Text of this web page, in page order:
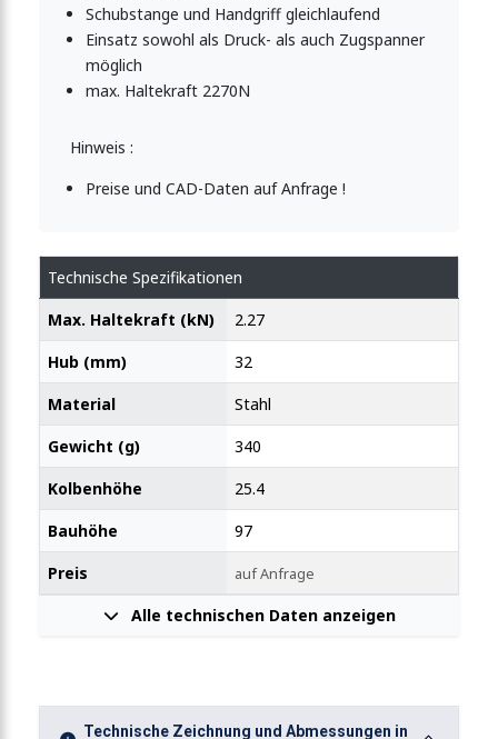
massiver Grundkörper
Zusatzverriegelung
Handgriff
Schubstange und Handgriff gleichlaufend
Einsatz sowohl als Druck- als auch Zugspanner
möglich
max. Haltekraft 2270N
Hinweis :
Preise und CAD-Daten auf Anfrage !
Technische Spezifikationen
Max. Haltekraft (kN)
2.27
Hub (mm)
32
Material
Stahl
Gewicht (g)
340
Kolbenhöhe
25.4
Bauhöhe
97
Preis
auf Anfrage
Alle technischen Daten anzeigen
Technische Zeichnung und Abmessungen in